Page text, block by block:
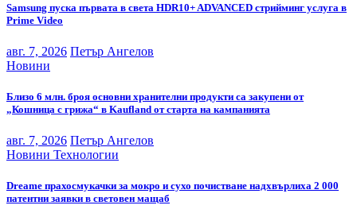
Samsung пуска първата в света HDR10+ ADVANCED стрийминг услуга в
Prime Video
авг. 7, 2026 Петър Ангелов
Новини
Близо 6 млн. броя основни хранителни продукти са закупени от
„Кошница с грижа“ в Kaufland от старта на кампанията
авг. 7, 2026 Петър Ангелов
Новини Технологии
Dreame прахосмукачки за мокро и сухо почистване надхвърлиха 2 000
патентни заявки в световен мащаб